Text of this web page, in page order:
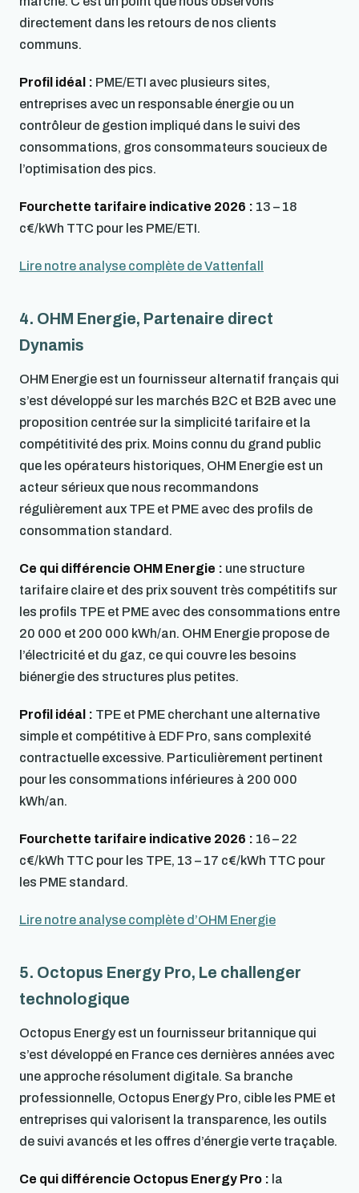
directement dans les retours de nos clients
communs.
Profil idéal : PME/ETI avec plusieurs sites,
entreprises avec un responsable énergie ou un
contrôleur de gestion impliqué dans le suivi des
consommations, gros consommateurs soucieux de
l’optimisation des pics.
Fourchette tarifaire indicative 2026 : 13 – 18
c€/kWh TTC pour les PME/ETI.
Lire notre analyse complète de Vattenfall
4. OHM Energie, Partenaire direct
Dynamis
OHM Energie est un fournisseur alternatif français qui
s’est développé sur les marchés B2C et B2B avec une
proposition centrée sur la simplicité tarifaire et la
compétitivité des prix. Moins connu du grand public
que les opérateurs historiques, OHM Energie est un
acteur sérieux que nous recommandons
régulièrement aux TPE et PME avec des profils de
consommation standard.
Ce qui différencie OHM Energie : une structure
tarifaire claire et des prix souvent très compétitifs sur
les profils TPE et PME avec des consommations entre
20 000 et 200 000 kWh/an. OHM Energie propose de
l’électricité et du gaz, ce qui couvre les besoins
biénergie des structures plus petites.
Profil idéal : TPE et PME cherchant une alternative
simple et compétitive à EDF Pro, sans complexité
contractuelle excessive. Particulièrement pertinent
pour les consommations inférieures à 200 000
kWh/an.
Fourchette tarifaire indicative 2026 : 16 – 22
c€/kWh TTC pour les TPE, 13 – 17 c€/kWh TTC pour
les PME standard.
Lire notre analyse complète d’OHM Energie
5. Octopus Energy Pro, Le challenger
technologique
Octopus Energy est un fournisseur britannique qui
s’est développé en France ces dernières années avec
une approche résolument digitale. Sa branche
professionnelle, Octopus Energy Pro, cible les PME et
entreprises qui valorisent la transparence, les outils
de suivi avancés et les offres d’énergie verte traçable.
Ce qui différencie Octopus Energy Pro : la